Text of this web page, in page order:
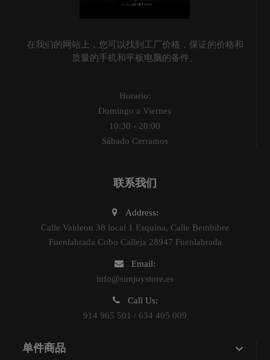
在我们的网站上，您可以找到工厂价格，保证的价格和
质量的手机和平板电脑的备件。
Horario:
Domingo a Viernes
10:30 - 20:00
Sábado Cerramos
联系我们
Address:
Calle Valdeon 38 local 1 Esquina, Calle Bembibre
Fuenlabrada Cobo Calleja 28947 Fuenlabrada
Email:
info@sunjoystore.es
Call Us:
914 965 501 / 634 405 009
单件商品 